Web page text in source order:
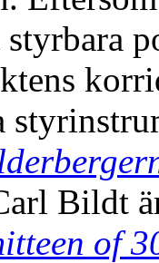
Bildt
of